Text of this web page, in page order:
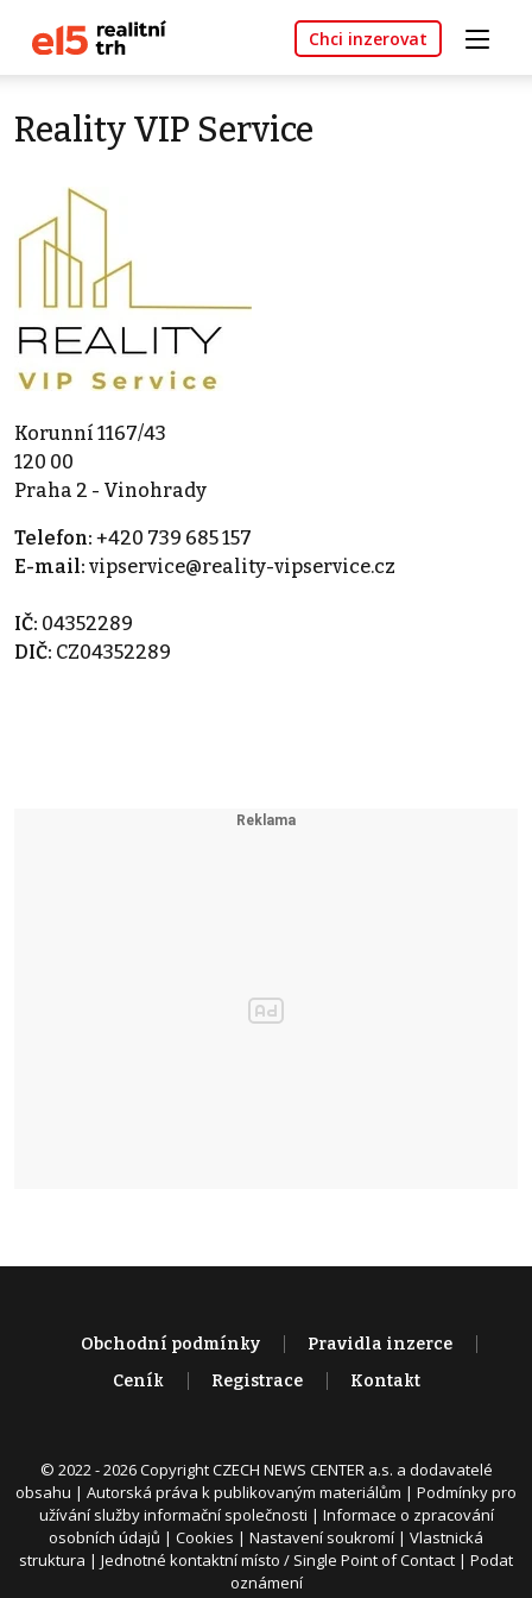
Chci inzerovat
Reality VIP Service
Korunní 1167/43
120 00
Praha 2 - Vinohrady
Telefon: +420 739 685 157
E-mail: vipservice@reality-vipservice.cz
IČ: 04352289
DIČ: CZ04352289
Obchodní podmínky
Pravidla inzerce
Ceník
Registrace Kontakt
© 2022 - 2026 Copyright CZECH NEWS CENTER a.s. a dodavatelé
obsahu | Autorská práva k publikovaným materiálům | Podmínky pro
užívání služby informační společnosti | Informace o zpracování
osobních údajů | Cookies | Nastavení soukromí | Vlastnická
struktura | Jednotné kontaktní místo / Single Point of Contact | Podat
oznámení